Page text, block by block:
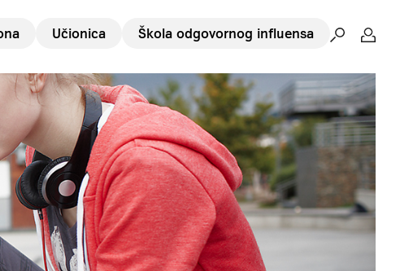
Učionica Škola odgovornog influensa